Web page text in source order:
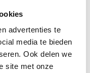
advertenties te
media te bieden
Ook delen we
site met onze